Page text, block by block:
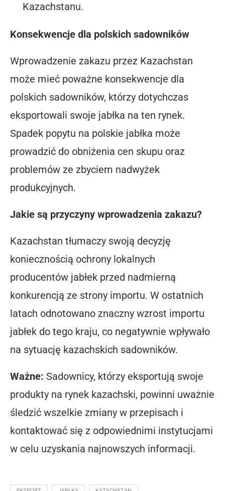
Kazachstanu.
Konsekwencje dla polskich sadowników
Wprowadzenie zakazu przez Kazachstan
może mieć poważne konsekwencje dla
polskich sadowników, którzy dotychczas
eksportowali swoje jabłka na ten rynek.
Spadek popytu na polskie jabłka może
prowadzić do obniżenia cen skupu oraz
problemów ze zbyciem nadwyżek
produkcyjnych.
Jakie są przyczyny wprowadzenia zakazu?
Kazachstan tłumaczy swoją decyzję
koniecznością ochrony lokalnych
producentów jabłek przed nadmierną
konkurencją ze strony importu. W ostatnich
latach odnotowano znaczny wzrost importu
jabłek do tego kraju, co negatywnie wpływało
na sytuację kazachskich sadowników.
Ważne: Sadownicy, którzy eksportują swoje
produkty na rynek kazachski, powinni uważnie
śledzić wszelkie zmiany w przepisach i
kontaktować się z odpowiednimi instytucjami
w celu uzyskania najnowszych informacji.